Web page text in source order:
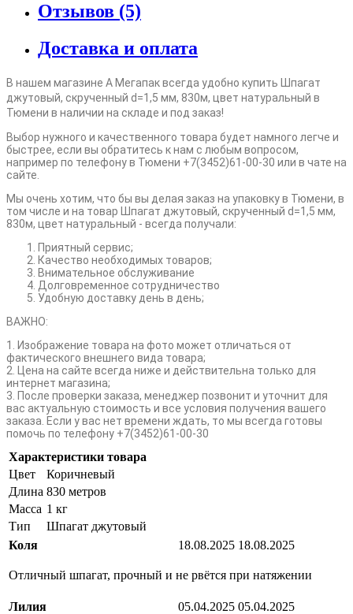
Отзывов (5)
Доставка и оплата
В нашем магазине А Мегапак всегда удобно купить Шпагат
джутовый, скрученный d=1,5 мм, 830м, цвет натуральный в
Тюмени в наличии на складе и под заказ!
Выбор нужного и качественного товара будет намного легче и
быстрее, если вы обратитесь к нам с любым вопросом,
например по телефону в Тюмени +7(3452)61-00-30 или в чате на
сайте.
Мы очень хотим, что бы вы делая заказ на упаковку в Тюмени, в
том числе и на товар Шпагат джутовый, скрученный d=1,5 мм,
830м, цвет натуральный - всегда получали:
Приятный сервис;
Качество необходимых товаров;
Внимательное обслуживание
Долговременное сотрудничество
Удобную доставку день в день;
ВАЖНО:
1. Изображение товара на фото может отличаться от
фактического внешнего вида товара;
2. Цена на сайте всегда ниже и действительна только для
интернет магазина;
3. После проверки заказа, менеджер позвонит и уточнит для
вас актуальную стоимость и все условия получения вашего
заказа. Если у вас нет времени ждать, то мы всегда готовы
помочь по телефону +7(3452)61-00-30
Характеристики товара
Цвет
Коричневый
Длина 830 метров
Масса 1 кг
Тип
Шпагат джутовый
Коля
18.08.2025 18.08.2025
Отличный шпагат, прочный и не рвётся при натяжении
Лилия 05.04.2025 05.04.2025